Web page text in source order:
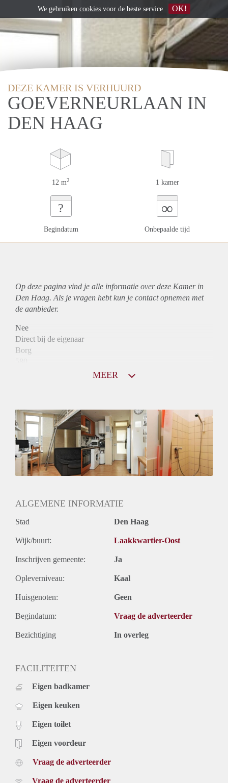
DEZE KAMER IS VERHUURD
GOEVERNEURLAAN IN
DEN HAAG
12 m2 1 kamer
?
Begindatum
∞
Onbepaalde tijd
Op deze pagina vind je alle informatie over deze Kamer in
Den Haag. Als je vragen hebt kun je contact opnemen met
de aanbieder.
Nee
Direct bij de eigenaar
Borg
Inkomen eis
N.V.T.
Huurtermijn
Onbepaalde termijn
Oplevering
Kaal
MEER
ALGEMENE INFORMATIE
Stad Den Haag
Wijk/buurt: Laakkwartier-Oost
Inschrijven gemeente: Ja
Opleverniveau: Kaal
Huisgenoten: Geen
Begindatum: Vraag de adverteerder
Bezichtiging In overleg
FACILITEITEN
Eigen badkamer
Eigen keuken
Eigen toilet
Eigen voordeur
Vraag de adverteerder
Vraag de adverteerder
We gebruiken cookies voor de beste service OK!